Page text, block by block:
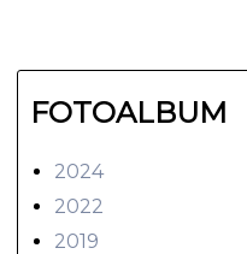
FOTOALBUM
2024
2022
2019